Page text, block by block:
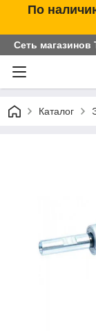
По
Сеть магазинов
Каталог